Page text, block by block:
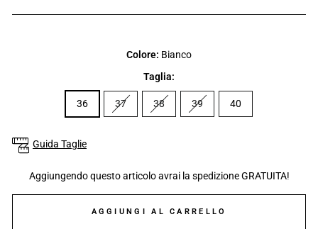
Colore: Bianco
Taglia:
36 37 38 39 40
Guida Taglie
Aggiungendo questo articolo avrai la spedizione GRATUITA!
AGGIUNGI AL CARRELLO